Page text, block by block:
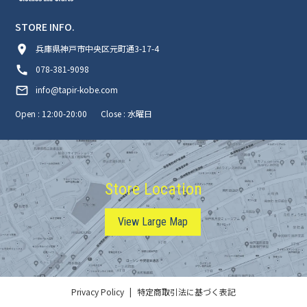
STORE INFO.
room
兵庫県神戸市中央区元町通3-17-4
call 078-381-9098
mail_outline info@tapir-kobe.com
Open : 12:00-20:00 Close : 水曜日
Store Location
View Large Map
Privacy Policy 特定商取引法に基づく表記